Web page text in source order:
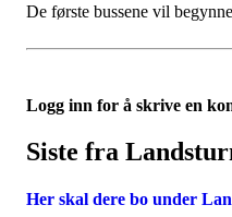
De første bussene vil
Logg inn for å skrive en
Siste fra
Her skal dere bo under